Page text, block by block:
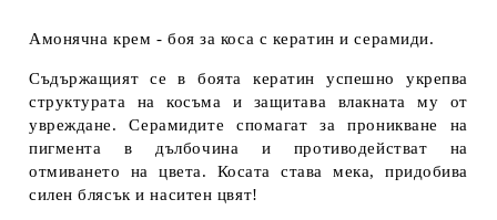
Амонячна крем - боя за коса с кератин и серамиди.
Съдържащият се в боята кератин успешно укрепва
структурата на косъма и защитава влакната му от
увреждане. Серамидите спомагат за проникване на
пигмента в дълбочина и противодействат на
отмиването на цвета. Косата става мека, придобива
силен блясък и наситен цвят!